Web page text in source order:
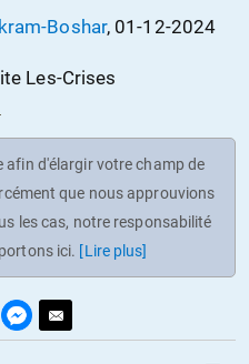
Boshar, 01-12-2024
Les-Crises
d'élargir votre champ de
que nous approuvions
les cas, notre responsabilité
ici. [Lire plus]